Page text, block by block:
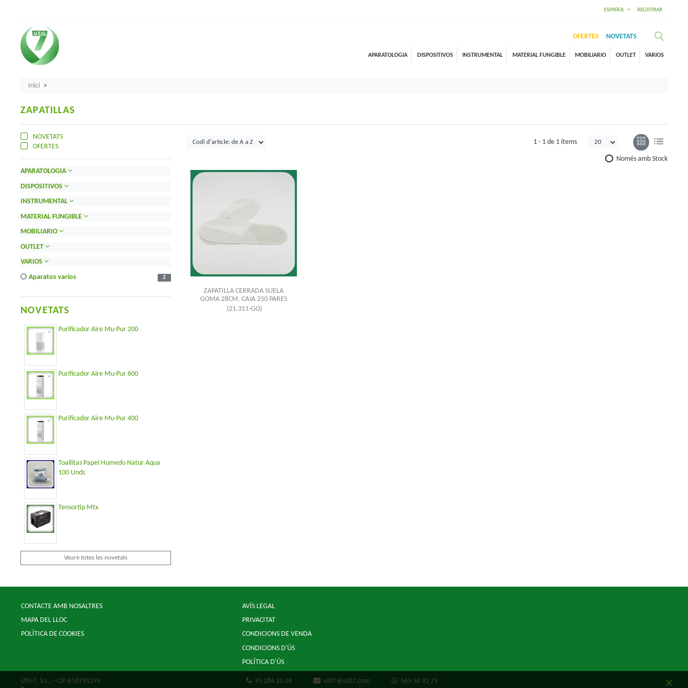
ESPAÑOL REGISTRAR
OFERTES NOVETATS
APARATOLOGIA DISPOSITIVOS INSTRUMENTAL MATERIAL FUNGIBLE MOBILIARIO OUTLET VARIOS
Inici
ZAPATILLAS
NOVETATS
OFERTES
APARATOLOGIA
DISPOSITIVOS
INSTRUMENTAL
MATERIAL FUNGIBLE
MOBILIARIO
OUTLET
VARIOS
aparatos varios
2
NOVETATS
Purificador Aire Mu-Pur 200
Purificador Aire Mu-Pur 600
Purificador Aire Mu-Pur 400
Toallitas Papel Humedo Natur Aqua
100 Unds
Tensortip Mtx
Veure totes les novetats
1 - 1 de 1 items
Només amb Stock
ZAPATILLA CERRADA SUELA
GOMA 28CM. CAJA 250 PARES
(21.311-GO)
CONTACTE AMB NOSALTRES
MAPA DEL LLOC
POLÍTICA DE COOKIES
AVÍS LEGAL
PRIVACITAT
CONDICIONS DE VENDA
CONDICIONS D'ÚS
POLÍTICA D'ÚS
Util-7, S.L. - CIF:B58791294
93 284 21 04 util7@util7.com 669 34 92 79